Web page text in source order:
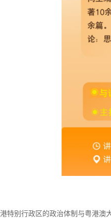
特别行政区的政治体制与粤港澳